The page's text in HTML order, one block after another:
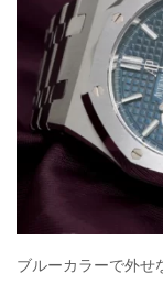
ブルーカラーで外せ